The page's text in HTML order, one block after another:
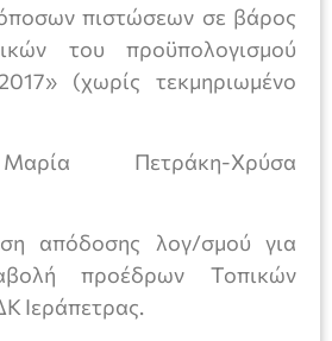
πιστώσεων σε βάρος
του προϋπολογισμού
(χωρίς τεκμηριωμένο
Πετράκη-Χρύσα
απόδοσης λογ/σμού για
προέδρων Τοπικών
Ιεράπετρας.